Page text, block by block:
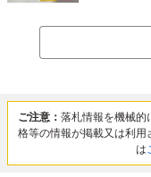
ご注意： 落札情報を機械的
格等の情報が掲載又は利
は